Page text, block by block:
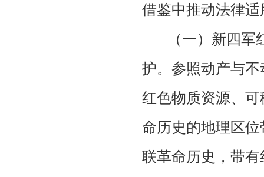
借鉴中推动法律适
（一）新四
护。参照动产与
红色物质资源、
命历史的地理区
联革命历史，带